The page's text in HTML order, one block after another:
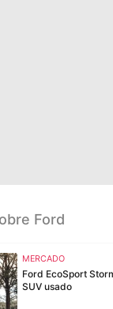
Ford
MERCADO
Ford EcoSport
SUV usado